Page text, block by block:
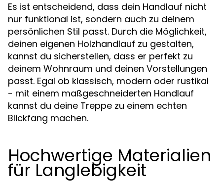
Es ist entscheidend, dass dein Handlauf nicht
nur funktional ist, sondern auch zu deinem
persönlichen Stil passt. Durch die Möglichkeit,
deinen eigenen Holzhandlauf zu gestalten,
kannst du sicherstellen, dass er perfekt zu
deinem Wohnraum und deinen Vorstellungen
passt. Egal ob klassisch, modern oder rustikal
- mit einem maßgeschneiderten Handlauf
kannst du deine Treppe zu einem echten
Blickfang machen.
Hochwertige Materialien
für Langlebigkeit